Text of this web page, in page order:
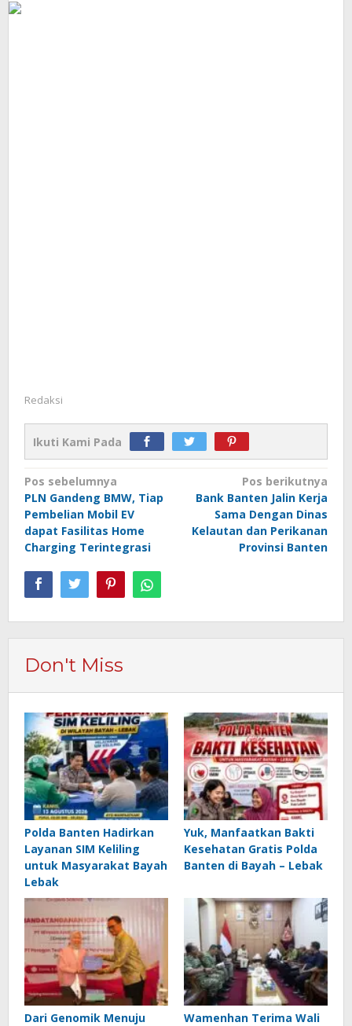
Redaksi
Ikuti Kami Pada
Navigasi
pos
Pos sebelumnya
PLN Gandeng BMW, Tiap
Pembelian Mobil EV
dapat Fasilitas Home
Charging Terintegrasi
Pos berikutnya
Bank Banten Jalin Kerja
Sama Dengan Dinas
Kelautan dan Perikanan
Provinsi Banten
Don't Miss
Polda Banten Hadirkan
Layanan SIM Keliling
untuk Masyarakat Bayah
Lebak
Yuk, Manfaatkan Bakti
Kesehatan Gratis Polda
Banten di Bayah – Lebak
Dari Genomik Menuju
Wamenhan Terima Wali